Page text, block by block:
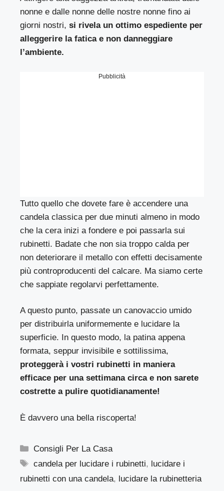
nonne e dalle nonne delle nostre nonne fino ai
giorni nostri, si rivela un ottimo espediente per
alleggerire la fatica e non danneggiare
l’ambiente.
Pubblicità
Tutto quello che dovete fare è accendere una
candela classica per due minuti almeno in modo
che la cera inizi a fondere e poi passarla sui
rubinetti. Badate che non sia troppo calda per
non deteriorare il metallo con effetti decisamente
più controproducenti del calcare. Ma siamo certe
che sappiate regolarvi perfettamente.
A questo punto, passate un canovaccio umido
per distribuirla uniformemente e lucidare la
superficie. In questo modo, la patina appena
formata, seppur invisibile e sottilissima,
proteggerà i vostri rubinetti in maniera
efficace per una settimana circa e non sarete
costrette a pulire quotidianamente!
È davvero una bella riscoperta!
Categorie
Consigli Per La Casa
Tag
candela per lucidare i rubinetti, lucidare i
rubinetti con una candela, lucidare la rubinetteria